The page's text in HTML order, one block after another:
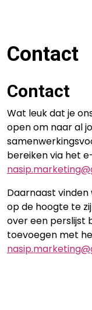
Contact
Contact
Wat leuk dat je
open om naar al
bereiken via het
Daarnaast
op de hoogte te
over een perslijst
toevoegen met